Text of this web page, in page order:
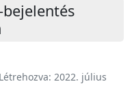
bejelentés
2022. július